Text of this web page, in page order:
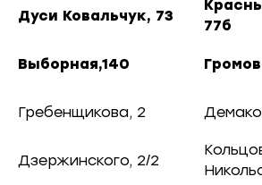
Дуси Ковальчук, 73
77б
Выборная,140
Гребенщикова, 2
Дзержинского, 2/2
рыба
и снеки
73